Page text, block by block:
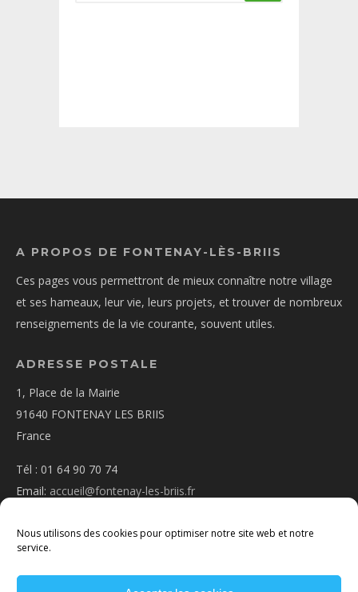
Nous utilisons des cookies pour optimiser notre site web et notre
service.
A PROPOS DE FONTENAY-LÈS-BRIIS
Ces pages vous permettront de mieux connaître notre village
et ses hameaux, leur vie, leurs projets, et trouver de nombreux
renseignements de la vie courante, souvent utiles.
ADRESSE POSTALE
1, Place de la Mairie
91640 FONTENAY LES BRIIS
France
Tél : 01 64 90 70 74
Email: accueil@fontenay-les-briis.fr